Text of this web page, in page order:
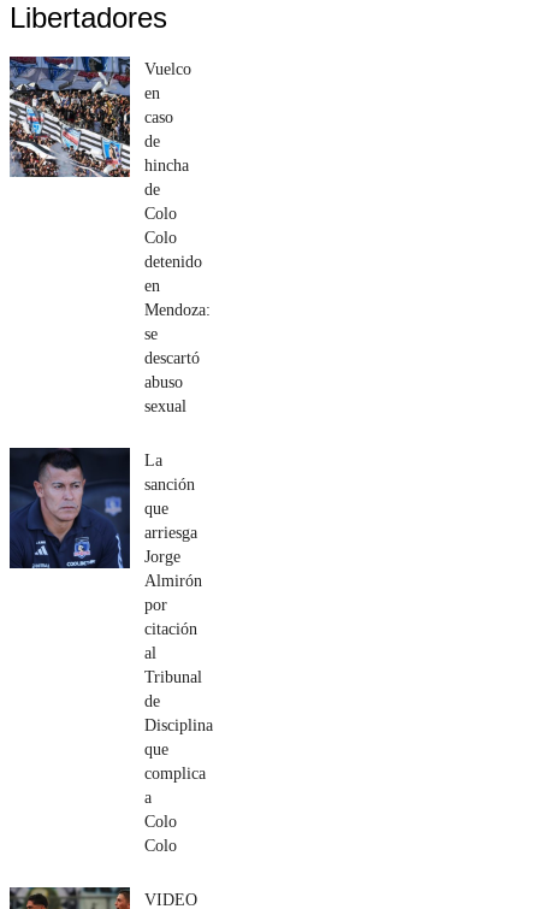
Libertadores
Vuelco
en
caso
de
hincha
de
Colo
Colo
detenido
en
Mendoza:
se
descartó
abuso
sexual
La
sanción
que
arriesga
Jorge
Almirón
por
citación
al
Tribunal
de
Disciplina
que
complica
a
Colo
Colo
VIDEO